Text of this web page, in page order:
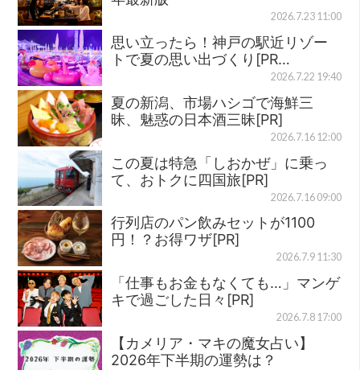
2026.7.23 11:00
思い立ったら！神戸の駅近リゾー
トで夏の思い出づくり[PR…
2026.7.22 19:40
夏の新潟、市場ハシゴで海鮮三
昧、魅惑の日本酒三昧[PR]
2026.7.16 12:00
この夏は特急「しおかぜ」に乗っ
て、おトクに四国旅[PR]
2026.7.16 09:00
行列店のパン飲みセットが1100
円！？お得ワザ[PR]
2026.7.9 11:30
「仕事もお金もなくても…」マンゲ
キで過ごした日々[PR]
2026.7.8 17:00
【カメリア・マキの魔女占い】
2026年下半期の運勢は？